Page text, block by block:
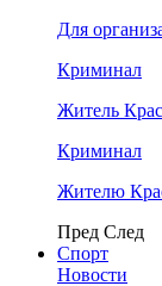
Для
Криминал
Житель
Криминал
Жителю
Пред След
Спорт
Новости